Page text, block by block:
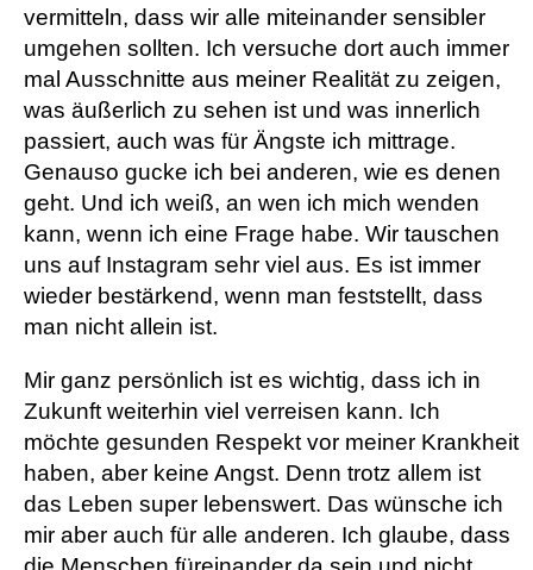
vermitteln, dass wir alle miteinander sensibler
umgehen sollten. Ich versuche dort auch immer
mal Ausschnitte aus meiner Realität zu zeigen,
was äußerlich zu sehen ist und was innerlich
passiert, auch was für Ängste ich mittrage.
Genauso gucke ich bei anderen, wie es denen
geht. Und ich weiß, an wen ich mich wenden
kann, wenn ich eine Frage habe. Wir tauschen
uns auf Instagram sehr viel aus. Es ist immer
wieder bestärkend, wenn man feststellt, dass
man nicht allein ist.
Mir ganz persönlich ist es wichtig, dass ich in
Zukunft weiterhin viel verreisen kann. Ich
möchte gesunden Respekt vor meiner Krankheit
haben, aber keine Angst. Denn trotz allem ist
das Leben super lebenswert. Das wünsche ich
mir aber auch für alle anderen. Ich glaube, dass